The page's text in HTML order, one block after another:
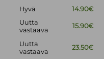
Hyvä 14.90€
Uutta
vastaava
15.90€
Uutta
vastaava
23.50€